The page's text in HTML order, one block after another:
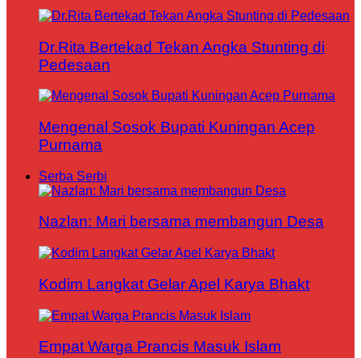
Dr.Rita Bertekad Tekan Angka Stunting di
Pedesaan
Mengenal Sosok Bupati Kuningan Acep
Purnama
Serba Serbi
Nazlan: Mari bersama membangun Desa
Kodim Langkat Gelar Apel Karya Bhakt
Empat Warga Prancis Masuk Islam